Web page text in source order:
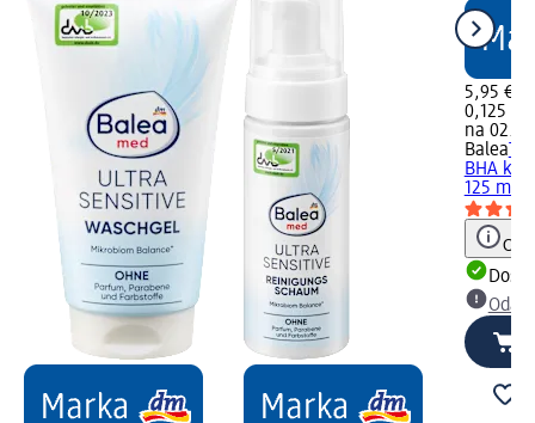
5,95 €
0,125 l
na
Balea
BHA
125 ml